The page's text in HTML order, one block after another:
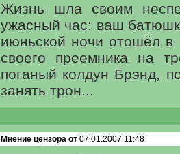
Жизнь шла своим
ужасный час: ваш
июньской ночи отошёл
своего преемника на
поганый колдун Брэнд,
занять трон...
Мнение цензора от07.01.2007 11:48